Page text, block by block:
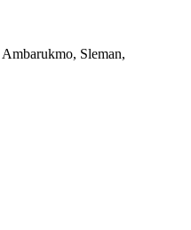
Sleman,